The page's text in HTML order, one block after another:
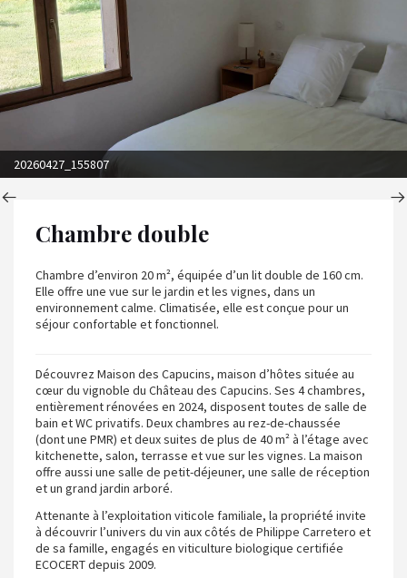
20260427_155807
Chambre double
Chambre d’environ 20 m², équipée d’un lit double de 160 cm.
Elle offre une vue sur le jardin et les vignes, dans un
environnement calme. Climatisée, elle est conçue pour un
séjour confortable et fonctionnel.
Découvrez Maison des Capucins, maison d’hôtes située au
cœur du vignoble du Château des Capucins. Ses 4 chambres,
entièrement rénovées en 2024, disposent toutes de salle de
bain et WC privatifs. Deux chambres au rez-de-chaussée
(dont une PMR) et deux suites de plus de 40 m² à l’étage avec
kitchenette, salon, terrasse et vue sur les vignes. La maison
offre aussi une salle de petit-déjeuner, une salle de réception
et un grand jardin arboré.
Attenante à l’exploitation viticole familiale, la propriété invite
à découvrir l’univers du vin aux côtés de Philippe Carretero et
de sa famille, engagés en viticulture biologique certifiée
ECOCERT depuis 2009.